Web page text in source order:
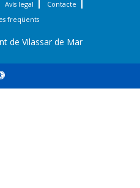
Avís legal
Contacte
freqüents
de Vilassar de Mar